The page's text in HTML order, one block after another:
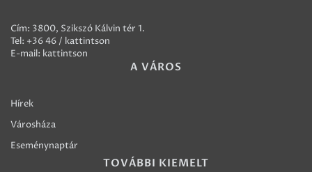
Cím: 3800, Szikszó Kálvin tér 1.
Tel: +36 46 / kattintson
E-mail: kattintson
A VÁROS
Hírek
Városháza
Eseménynaptár
TOVÁBBI KIEMELT